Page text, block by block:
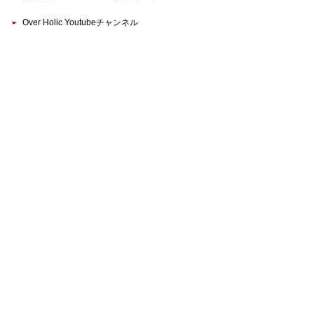
Over Holic Youtubeチャンネル